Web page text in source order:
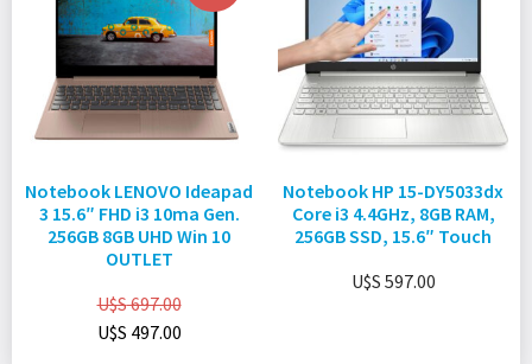
Notebook LENOVO Ideapad
3 15.6″ FHD i3 10ma Gen.
256GB 8GB UHD Win 10
OUTLET
U$S697.00
U$S 497.00
Notebook HP 15-DY5033dx
Core i3 4.4GHz, 8GB RAM,
256GB SSD, 15.6″ Touch
U$S 597.00